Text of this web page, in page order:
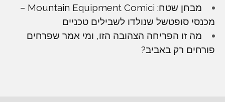
מבחן שטח: Mountain Equipment Comici –
מכנסי סופטשל שנולדו לשבילים טכניים
מה זו הפריחה הצהובה הזו, ומי אמר שפרחים
פורחים רק באביב?